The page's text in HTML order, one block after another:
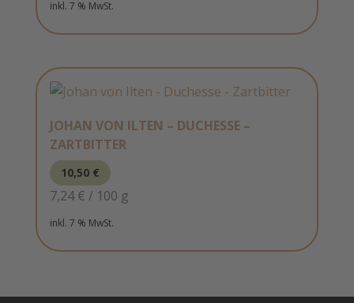
inkl. 7 % MwSt.
JOHAN VON ILTEN – DUCHESSE –
ZARTBITTER
10,50 €
7,24€ / 100 g
inkl. 7 % MwSt.